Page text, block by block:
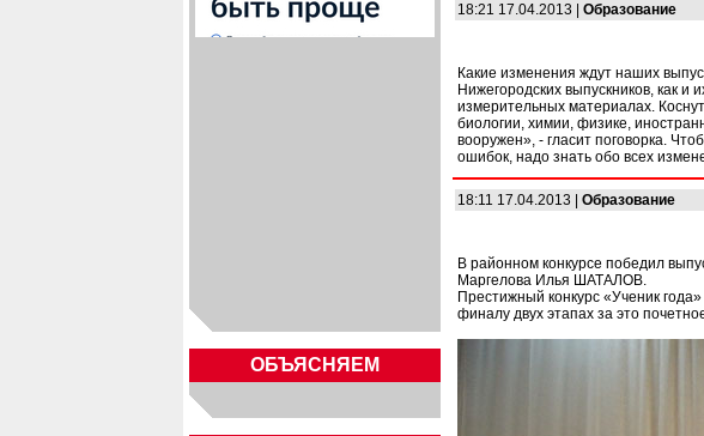
ОБЪЯСНЯЕМ
18:21 17.04.2013 | Образование
Какие изменения ждут наших
Нижегородских выпускников, как и
измерительных материалах.
биологии, химии, физике,
вооружен», - гласит поговорка.
ошибок, надо знать обо всех
18:11 17.04.2013 | Образование
В районном конкурсе победил
Маргелова Илья ШАТАЛОВ.
Престижный конкурс «Ученик
финалу двух этапах за это